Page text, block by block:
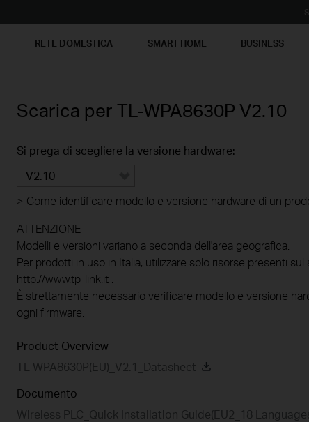
RETE DOMESTICA SMART HOME BUSINESS
Scarica per TL-WPA8630P V2.10
Si prega di scegliere la versione hardware:
V2.10
> Come identificare modello e versione hardware di un
ATTENZIONE
Modelli e versioni variano a seconda dell'area geografica.
Per prodotti in uso in Italia, utilizzare solo risorse presenti sul
http://www.tp-link.it .
È strettamente necessario verificare modello e versione
ogni firmware.
Product Overview
TL-WPA8630P(EU)_V2.1_Datasheet
Documento
Wireless PLC_Quick Installation Guide(EU2_18